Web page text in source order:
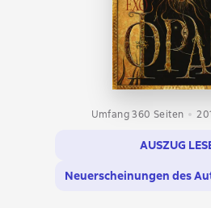
Umfang 360 Seiten
AUSZUG
Neuerscheinungen des